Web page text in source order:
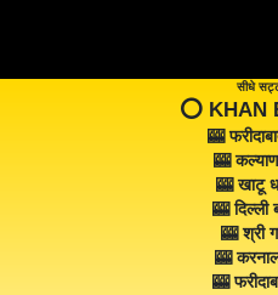
सीधे
⭕️ KHAN
🎰
🎰
🎰 खाटू
🎰
🎰 श्री
🎰
🎰